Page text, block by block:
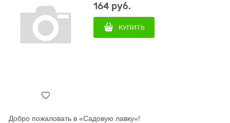
164 руб.
КУПИТЬ
Добро пожаловать в «Садовую лавку»!